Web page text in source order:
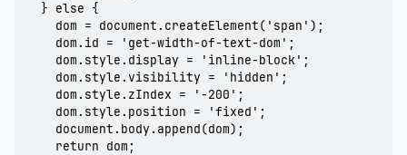
  } else {
    dom = document.createElement('span');
    dom.id = 'get-width-of-text-dom';
    dom.style.display = 'inline-block';
    dom.style.visibility = 'hidden';
    dom.style.zIndex = '-200';
    dom.style.position = 'fixed';
    document.body.append(dom);
    return dom;